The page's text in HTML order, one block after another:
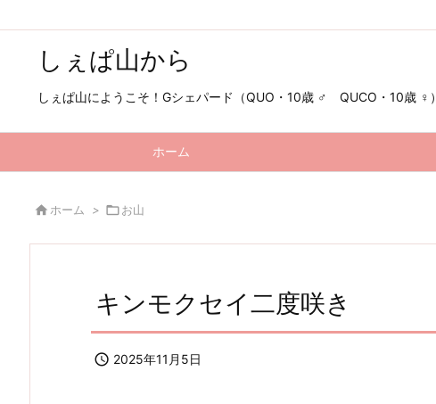
しぇぱ山から
しぇぱ山にようこそ！Gシェパード（QUO・10歳 ♂ QUCO・10歳
ホーム
 ホーム > お山
キンモクセイ二度咲き
 2025年11月5日